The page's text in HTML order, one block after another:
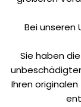
Bei unseren
Sie haben
Ihren